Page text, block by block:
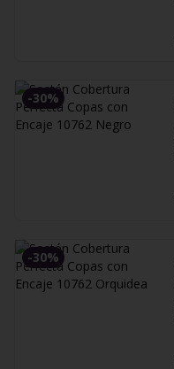
-30%
-30%